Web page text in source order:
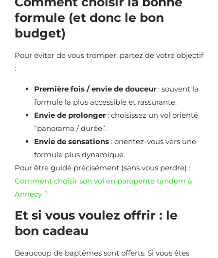
formule (et donc le bon
budget)
Pour éviter de vous tromper, partez de votre objectif
:
Première fois / envie de douceur : souvent la
formule la plus accessible et rassurante.
Envie de prolonger : choisissez un vol orienté
“panorama / durée”.
Envie de sensations : orientez-vous vers une
formule plus dynamique.
Pour être guidé précisément (sans vous perdre) :
Comment choisir son vol en parapente tandem à
Annecy ?
Et si vous voulez offrir : le
bon cadeau
Beaucoup de baptêmes sont offerts. Si vous êtes